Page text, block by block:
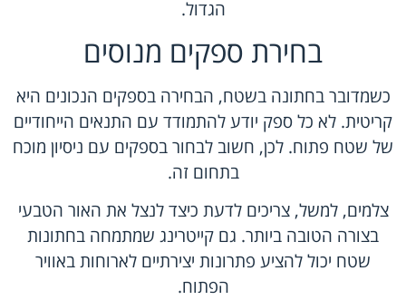
הגדול.
בחירת ספקים מנוסים
כשמדובר בחתונה בשטח, הבחירה בספקים הנכונים היא
קריטית. לא כל ספק יודע להתמודד עם התנאים הייחודיים
של שטח פתוח. לכן, חשוב לבחור בספקים עם ניסיון מוכח
בתחום זה.
צלמים, למשל, צריכים לדעת כיצד לנצל את האור הטבעי
בצורה הטובה ביותר. גם קייטרינג שמתמחה בחתונות
שטח יכול להציע פתרונות יצירתיים לארוחות באוויר
הפתוח.